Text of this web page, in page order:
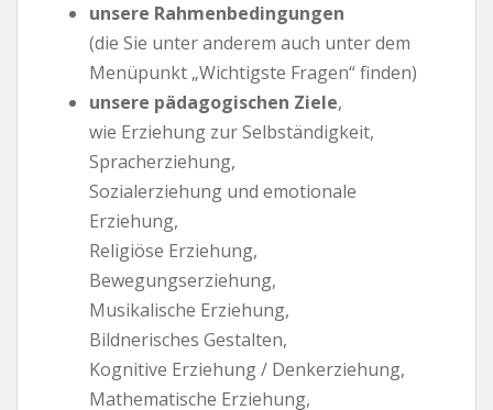
unsere Rahmenbedingungen
(die Sie unter anderem auch unter dem
Menüpunkt „Wichtigste Fragen“ finden)
unsere pädagogischen Ziele,
wie Erziehung zur Selbständigkeit,
Spracherziehung,
Sozialerziehung und emotionale
Erziehung,
Religiöse Erziehung,
Bewegungserziehung,
Musikalische Erziehung,
Bildnerisches Gestalten,
Kognitive Erziehung / Denkerziehung,
Mathematische Erziehung,